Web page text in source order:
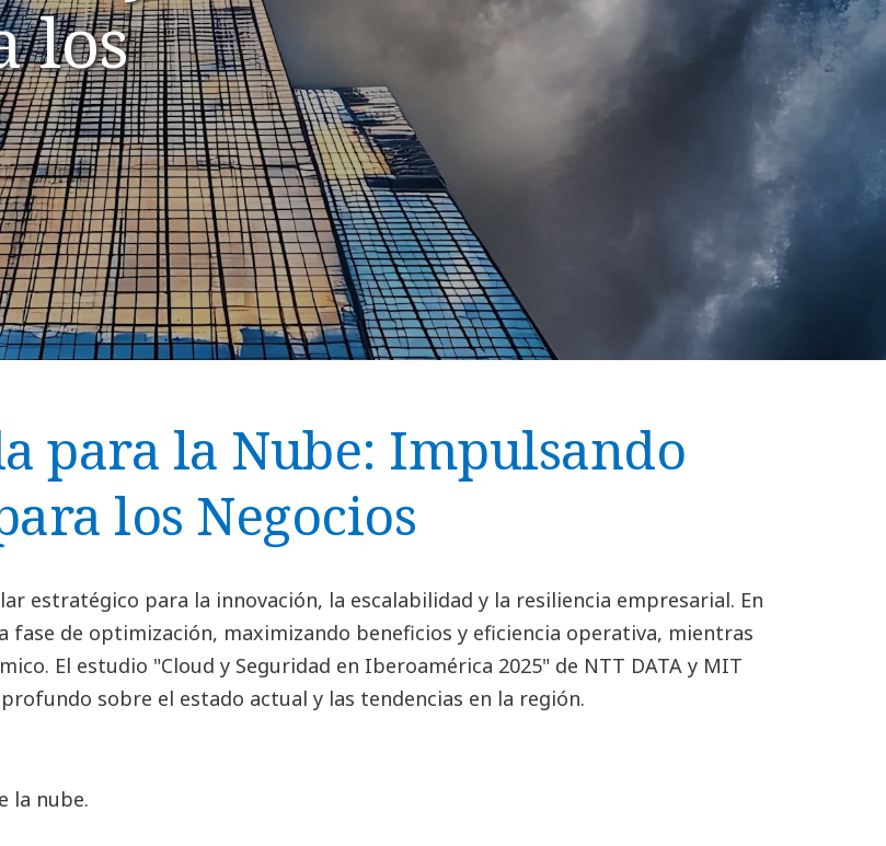
los
para la Nube: Impulsando
los Negocios
estratégico para la innovación, la escalabilidad y la resiliencia empresarial. En
fase de optimización, maximizando beneficios y eficiencia operativa, mientras
El estudio "Cloud y Seguridad en Iberoamérica 2025" de NTT DATA y MIT
sobre el estado actual y las tendencias en la región.
la nube.